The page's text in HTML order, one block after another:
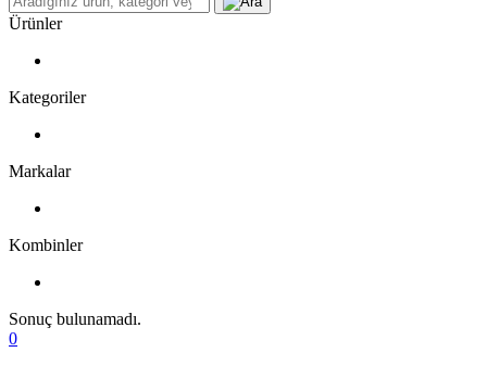
Ürünler
Kategoriler
Markalar
Kombinler
Sonuç bulunamadı.
0